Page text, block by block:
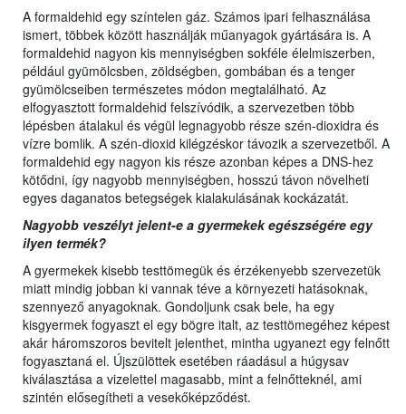
A formaldehid egy színtelen gáz. Számos ipari felhasználása
ismert, többek között használják műanyagok gyártására is. A
formaldehid nagyon kis mennyiségben sokféle élelmiszerben,
például gyümölcsben, zöldségben, gombában és a tenger
gyümölcseiben természetes módon megtalálható. Az
elfogyasztott formaldehid felszívódik, a szervezetben több
lépésben átalakul és végül legnagyobb része szén-dioxidra és
vízre bomlik. A szén-dioxid kilégzéskor távozik a szervezetből. A
formaldehid egy nagyon kis része azonban képes a DNS-hez
kötődni, így nagyobb mennyiségben, hosszú távon növelheti
egyes daganatos betegségek kialakulásának kockázatát.
Nagyobb veszélyt jelent-e a gyermekek egészségére egy
ilyen termék?
A gyermekek kisebb testtömegük és érzékenyebb szervezetük
miatt mindig jobban ki vannak téve a környezeti hatásoknak,
szennyező anyagoknak. Gondoljunk csak bele, ha egy
kisgyermek fogyaszt el egy bögre italt, az testtömegéhez képest
akár háromszoros bevitelt jelenthet, mintha ugyanezt egy felnőtt
fogyasztaná el. Újszülöttek esetében ráadásul a húgysav
kiválasztása a vizelettel magasabb, mint a felnőtteknél, ami
szintén elősegítheti a vesekőképződést.